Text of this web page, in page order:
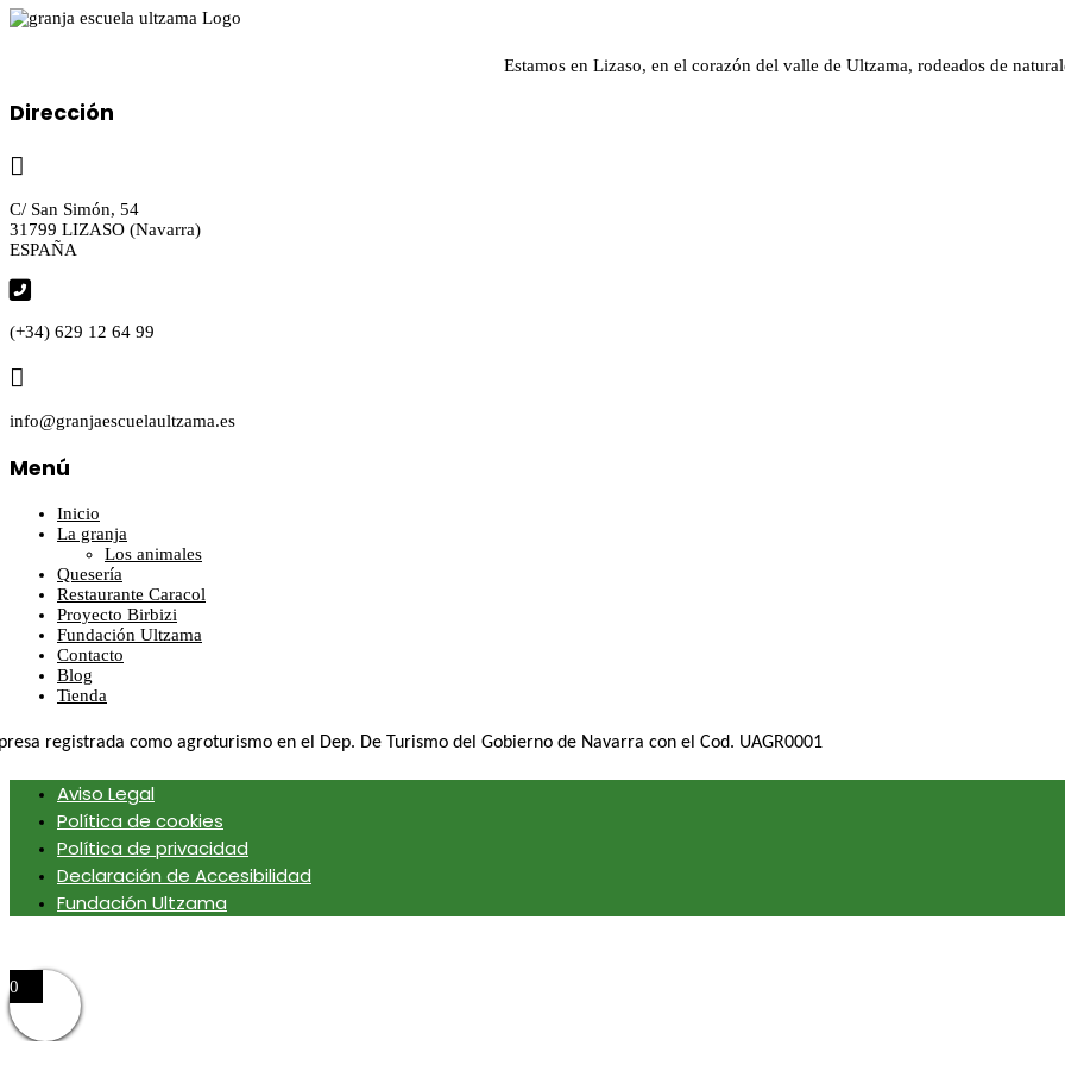
Estamos en Lizaso, en el corazón del valle de Ultzama, rodeados de
Dirección

C/ San Simón, 54
31799 LIZASO (Navarra)
ESPAÑA

(+34) 629 12 64 99

info@granjaescuelaultzama.es
Menú
Inicio
La granja
Los animales
Quesería
Restaurante Caracol
Proyecto Birbizi
Fundación Ultzama
Contacto
Blog
Tienda
registrada como agroturismo en el Dep. De Turismo del Gobierno de Navarra con el Cod. UAGR0001
Aviso Legal
Política de cookies
Política de privacidad
Declaración de Accesibilidad
Fundación Ultzama
0